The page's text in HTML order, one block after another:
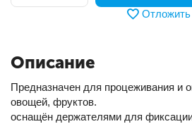
Отложить
Описание
Предназначен для процеживания и
овощей, фруктов.
оснащён держателями для